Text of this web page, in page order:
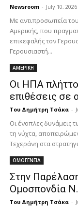
Newsroom - July 10, 2026
Με αντιπροσωπεία
Αμερικής, που
επικεφαλής τον
Γερουσιαστή...
ΑΜΕΡΙΚΗ
Οι ΗΠΑ
επιθέσεις σε
Του Δημήτρη Τσάκα -
Οι ένοπλες δυνάμεις
τη νύχτα,
Τεχεράνη στα
ΟΜΟΓΕΝΕΙΑ
Στην
Ομοσπονδία
Του Δημήτρη Τσάκα -